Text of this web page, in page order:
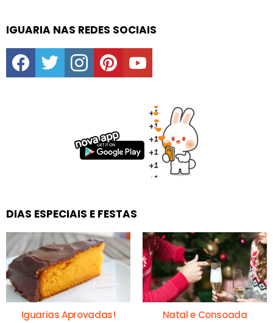
IGUARIA NAS REDES SOCIAIS
facebooktwitter instagrampinterestyoutube
DIAS ESPECIAIS E FESTAS
Iguarias Aprovadas! Natal e Consoada